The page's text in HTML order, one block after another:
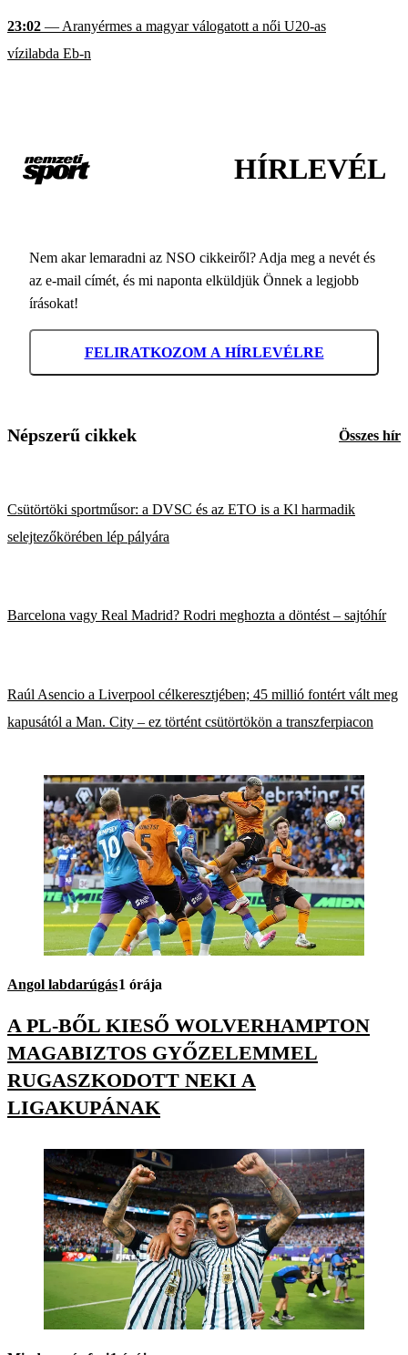
23:02 — Aranyérmes a magyar válogatott a női U20-as
vízilabda Eb-n
HÍRLEVÉL
Nem akar lemaradni az NSO cikkeiről? Adja meg a nevét és
az e-mail címét, és mi naponta elküldjük Önnek a legjobb
írásokat!
FELIRATKOZOM A HÍRLEVÉLRE
Népszerű cikkek Összes hír
Csütörtöki sportműsor: a DVSC és az ETO is a Kl harmadik
selejtezőkörében lép pályára
Barcelona vagy Real Madrid? Rodri meghozta a döntést – sajtóhír
Raúl Asencio a Liverpool célkeresztjében; 45 millió fontért vált meg
kapusától a Man. City – ez történt csütörtökön a transzferpiacon
Angol labdarúgás1 órája
A PL-BŐL KIESŐ WOLVERHAMPTON
MAGABIZTOS GYŐZELEMMEL
RUGASZKODOTT NEKI A
LIGAKUPÁNAK